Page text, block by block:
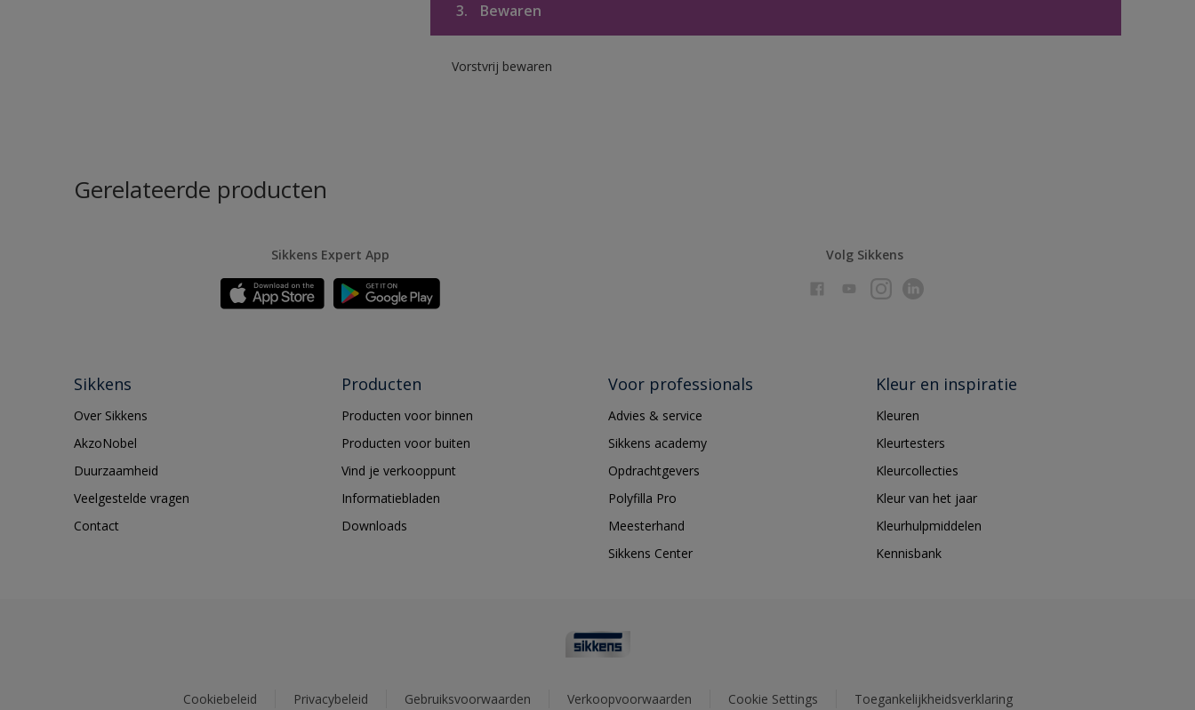
3. Bewaren
Vorstvrij bewaren
Gerelateerde producten
Sikkens Expert App Volg Sikkens
Sikkens
Over Sikkens
AkzoNobel
Duurzaamheid
Veelgestelde vragen
Contact
Producten
Producten voor binnen
Producten voor buiten
Vind je verkooppunt
Informatiebladen
Downloads
Voor professionals
Advies & service
Sikkens academy
Opdrachtgevers
Polyfilla Pro
Meesterhand
Sikkens Center
Kleur en inspiratie
Kleuren
Kleurtesters
Kleurcollecties
Kleur van het jaar
Kleurhulpmiddelen
Kennisbank
Cookiebeleid Privacybeleid Gebruiksvoorwaarden Verkoopvoorwaarden Cookie Settings Toegankelijkheidsverklaring